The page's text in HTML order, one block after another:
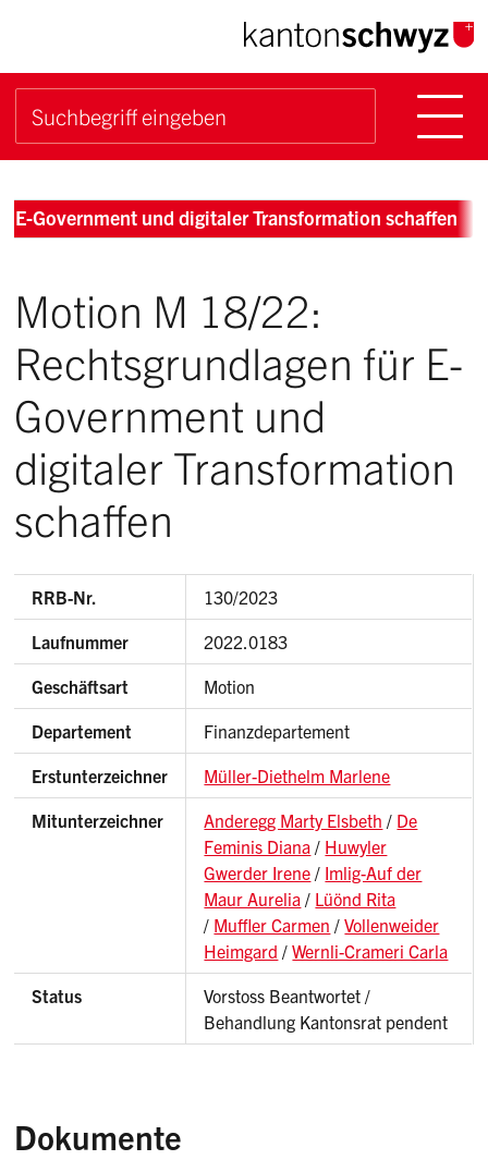
Navigieren im Kanton
Schnellnavigation
Suchbegriff
Breadcrumb
E-Government und digitaler Transformation schaffen
Motion M 18/22:
Rechtsgrundlagen für E-
Government und
digitaler Transformation
schaffen
RRB-Nr. 130/2023
Laufnummer 2022.0183
Geschäftsart Motion
Departement Finanzdepartement
Erstunterzeichner Müller-Diethelm Marlene
Mitunterzeichner Anderegg Marty Elsbeth / De
Feminis Diana / Huwyler
Gwerder Irene / Imlig-Auf der
Maur Aurelia / Lüönd Rita
/ Muffler Carmen /Vollenweider
Heimgard /Wernli-Crameri Carla
Status
Vorstoss Beantwortet /
Behandlung Kantonsrat pendent
Dokumente